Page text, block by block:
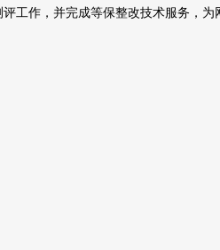
工作，并完成等保整改技术服务，为